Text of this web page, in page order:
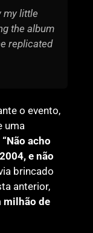
my little
the album
replicated
o evento,
uma
“Não acho
e não
brincado
anterior,
milhão de